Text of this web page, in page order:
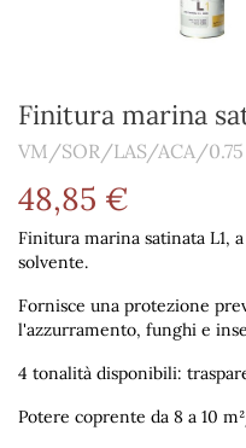
Finitura marina
VM/SOR/LAS/ACA/0.75
48,85 €
Finitura marina satinata L1,
solvente.
Fornisce una protezione
l'azzurramento, funghi e
4 tonalità disponibili:
Potere coprente da 8 a 10